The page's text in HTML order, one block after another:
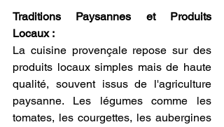
Traditions Paysannes et Produits
Locaux :
La cuisine provençale repose sur des
produits locaux simples mais de haute
qualité, souvent issus de l'agriculture
paysanne. Les légumes comme les
tomates, les courgettes, les aubergines